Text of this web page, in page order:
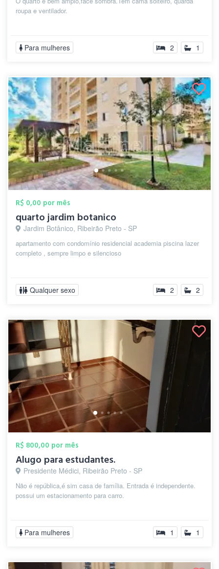
roupa e ventilador.
Para mulheres 2 1
R$ 0,00 por mês
quarto jardim botanico
Jardim Botânico, Ribeirão Preto - SP
apartamento com condomínio residencial academia piscina lazer
completo , sempre limpo e silencioso
Qualquer sexo 2 2
R$ 800,00 por mês
Alugo para estudantes.
Presidente Médici, Ribeirão Preto - SP
Não é república,é sim casa de família. Entrada é independente.
possui um estacionamento para carro.
Para mulheres 1 1